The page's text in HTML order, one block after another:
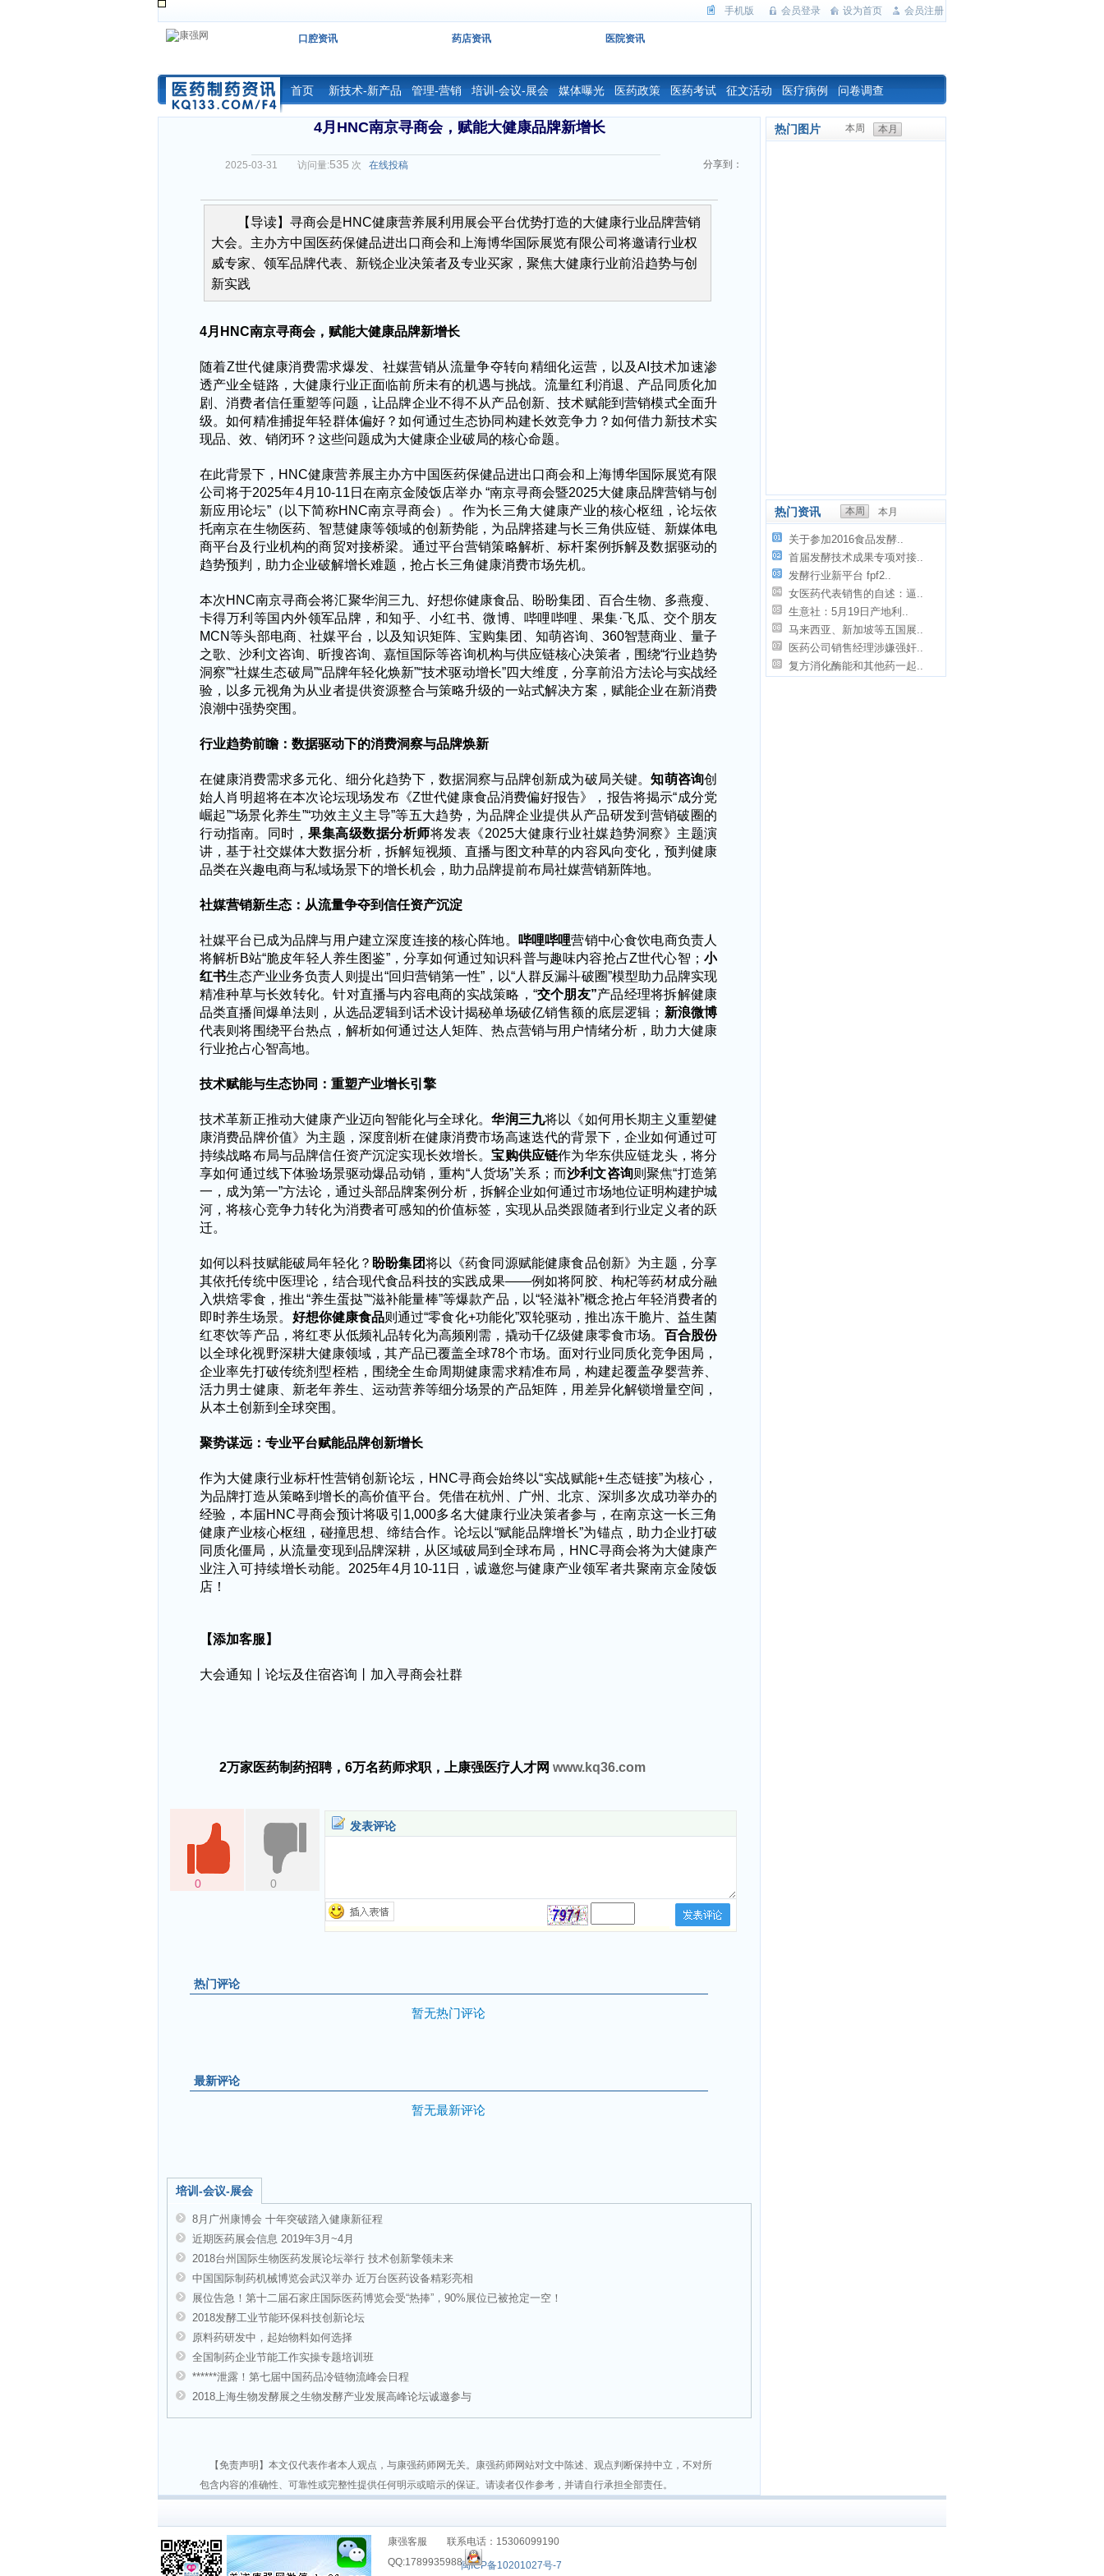
会员注册
设为首页
会员登录
手机版
口腔资讯 药店资讯 医院资讯
首页 新技术-新产品 管理-营销 培训-会议-展会 媒体曝光 医药政策 医药考试 征文活动 医疗病例 问卷调查
4月HNC南京寻商会，赋能大健康品牌新增长
2025-03-31 访问量:535 次 在线投稿 分享到：
【导读】寻商会是HNC健康营养展利用展会平台优势打造的大健康行业品牌营销
大会。主办方中国医药保健品进出口商会和上海博华国际展览有限公司将邀请行业权
威专家、领军品牌代表、新锐企业决策者及专业买家，聚焦大健康行业前沿趋势与创
新实践
4月HNC南京寻商会，赋能大健康品牌新增长
随着Z世代健康消费需求爆发、社媒营销从流量争夺转向精细化运营，以及AI技术加速渗
透产业全链路，大健康行业正面临前所未有的机遇与挑战。流量红利消退、产品同质化加
剧、消费者信任重塑等问题，让品牌企业不得不从产品创新、技术赋能到营销模式全面升
级。如何精准捕捉年轻群体偏好？如何通过生态协同构建长效竞争力？如何借力新技术实
现品、效、销闭环？这些问题成为大健康企业破局的核心命题。
在此背景下， HNC健康营养展主办方中国医药保健品进出口商会和上海博华国际展览有限
公司将于2025年4月10-11日在南京金陵饭店举办 “南京寻商会暨2025大健康品牌营销与创
新应用论坛”（以下简称HNC南京寻商会）。作为长三角大健康产业的核心枢纽，论坛依
托南京在生物医药、智慧健康等领域的创新势能，为品牌搭建与长三角供应链、新媒体电
商平台及行业机构的商贸对接桥梁。通过平台营销策略解析、标杆案例拆解及数据驱动的
趋势预判，助力企业破解增长难题，抢占长三角健康消费市场先机。
本次HNC南京寻商会将汇聚华润三九、好想你健康食品、盼盼集团、百合生物、多燕瘦、
卡得万利等国内外领军品牌，和知乎、小红书、微博、哔哩哔哩、果集·飞瓜、交个朋友
MCN等头部电商、社媒平台，以及知识矩阵、宝购集团、知萌咨询、360智慧商业、量子
之歌、沙利文咨询、昕搜咨询、嘉恒国际等咨询机构与供应链核心决策者，围绕“行业趋势
洞察”“社媒生态破局”“品牌年轻化焕新”“技术驱动增长”四大维度，分享前沿方法论与实战经
验，以多元视角为从业者提供资源整合与策略升级的一站式解决方案，赋能企业在新消费
浪潮中强势突围。
行业趋势前瞻：数据驱动下的消费洞察与品牌焕新
在健康消费需求多元化、细分化趋势下，数据洞察与品牌创新成为破局关键。知萌咨询创
始人肖明超将在本次论坛现场发布《Z世代健康食品消费偏好报告》，报告将揭示“成分党
崛起”“场景化养生”“功效主义主导”等五大趋势，为品牌企业提供从产品研发到营销破圈的
行动指南。同时， 果集高级数据分析师将发表《2025大健康行业社媒趋势洞察》主题演
讲，基于社交媒体大数据分析，拆解短视频、直播与图文种草的内容风向变化，预判健康
品类在兴趣电商与私域场景下的增长机会，助力品牌提前布局社媒营销新阵地。
社媒营销新生态：从流量争夺到信任资产沉淀
社媒平台已成为品牌与用户建立深度连接的核心阵地。 哔哩哔哩营销中心食饮电商负责人
将解析B站“脆皮年轻人养生图鉴”，分享如何通过知识科普与趣味内容抢占Z世代心智； 小
红书生态产业业务负责人则提出“回归营销第一性”，以“人群反漏斗破圈”模型助力品牌实现
精准种草与长效转化。针对直播与内容电商的实战策略，“交个朋友”产品经理将拆解健康
品类直播间爆单法则，从选品逻辑到话术设计揭秘单场破亿销售额的底层逻辑； 新浪微博
代表则将围绕平台热点，解析如何通过达人矩阵、热点营销与用户情绪分析，助力大健康
行业抢占心智高地。
技术赋能与生态协同：重塑产业增长引擎
技术革新正推动大健康产业迈向智能化与全球化。华润三九将以《如何用长期主义重塑健
康消费品牌价值》为主题，深度剖析在健康消费市场高速迭代的背景下，企业如何通过可
持续战略布局与品牌信任资产沉淀实现长效增长。宝购供应链作为华东供应链龙头，将分
享如何通过线下体验场景驱动爆品动销，重构“人货场”关系；而沙利文咨询则聚焦“打造第
一，成为第一”方法论，通过头部品牌案例分析，拆解企业如何通过市场地位证明构建护城
河，将核心竞争力转化为消费者可感知的价值标签，实现从品类跟随者到行业定义者的跃
迁。
如何以科技赋能破局年轻化？ 盼盼集团将以《药食同源赋能健康食品创新》为主题，分享
其依托传统中医理论，结合现代食品科技的实践成果——例如将阿胶、枸杞等药材成分融
入烘焙零食，推出“养生蛋挞”“滋补能量棒”等爆款产品，以“轻滋补”概念抢占年轻消费者的
即时养生场景。 好想你健康食品则通过“零食化+功能化”双轮驱动，推出冻干脆片、益生菌
红枣饮等产品，将红枣从低频礼品转化为高频刚需，撬动千亿级健康零食市场。 百合股份
以全球化视野深耕大健康领域，其产品已覆盖全球78个市场。面对行业同质化竞争困局，
企业率先打破传统剂型桎梏，围绕全生命周期健康需求精准布局，构建起覆盖孕婴营养、
活力男士健康、新老年养生、运动营养等细分场景的产品矩阵，用差异化解锁增量空间，
从本土创新到全球突围。
聚势谋远：专业平台赋能品牌创新增长
作为大健康行业标杆性营销创新论坛， HNC寻商会始终以“实战赋能+生态链接”为核心，
为品牌打造从策略到增长的高价值平台。凭借在杭州、广州、北京、深圳多次成功举办的
经验，本届HNC寻商会预计将吸引1,000多名大健康行业决策者参与，在南京这一长三角
健康产业核心枢纽，碰撞思想、缔结合作。论坛以“赋能品牌增长”为锚点，助力企业打破
同质化僵局，从流量变现到品牌深耕，从区域破局到全球布局，HNC寻商会将为大健康产
业注入可持续增长动能。2025年4月10-11日，诚邀您与健康产业领军者共聚南京金陵饭
店！
【添加客服】
大会通知丨论坛及住宿咨询丨加入寻商会社群
2万家医药制药招聘，6万名药师求职，上康强医疗人才网 www.kq36.com
0 0
发表评论
热门评论
暂无热门评论
最新评论
暂无最新评论
培训-会议-展会
8月广州康博会 十年突破踏入健康新征程
近期医药展会信息 2019年3月~4月
2018台州国际生物医药发展论坛举行 技术创新擎领未来
中国国际制药机械博览会武汉举办 近万台医药设备精彩亮相
展位告急！第十二届石家庄国际医药博览会受“热捧”，90%展位已被抢定一空！
2018发酵工业节能环保科技创新论坛
原料药研发中，起始物料如何选择
全国制药企业节能工作实操专题培训班
******泄露！第七届中国药品冷链物流峰会日程
2018上海生物发酵展之生物发酵产业发展高峰论坛诚邀参与
【免责声明】本文仅代表作者本人观点，与康强药师网无关。康强药师网站对文中陈述、观点判断保持中立，不对所
包含内容的准确性、可靠性或完整性提供任何明示或暗示的保证。请读者仅作参考，并请自行承担全部责任。
热门图片 本周 本月
热门资讯 本周 本月
关于参加2016食品发酵..
首届发酵技术成果专项对接..
发酵行业新平台 fpf2..
女医药代表销售的自述：逼..
生意社：5月19日产地利..
马来西亚、新加坡等五国展..
医药公司销售经理涉嫌强奸..
复方消化酶能和其他药一起..
康强客服 联系电话：15306099190
QQ:1789935988闽ICP备10201027号-7